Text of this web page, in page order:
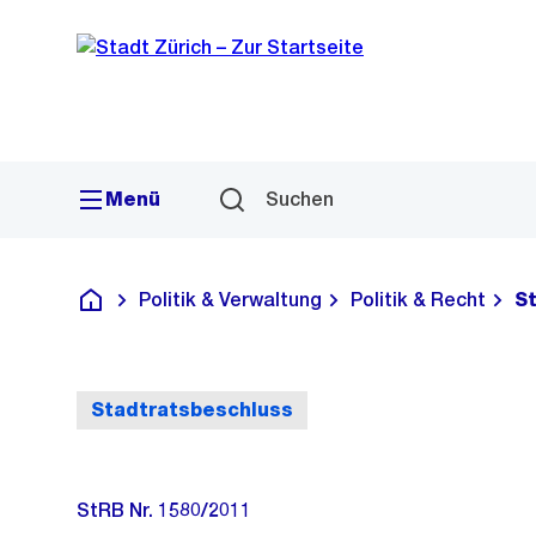
Navigation
Sprunglink
Menü Suchen
Deutsch
Politik & Verwaltung Politik & Recht
Stadtratsbeschluss
StRB Nr. 1580/2011